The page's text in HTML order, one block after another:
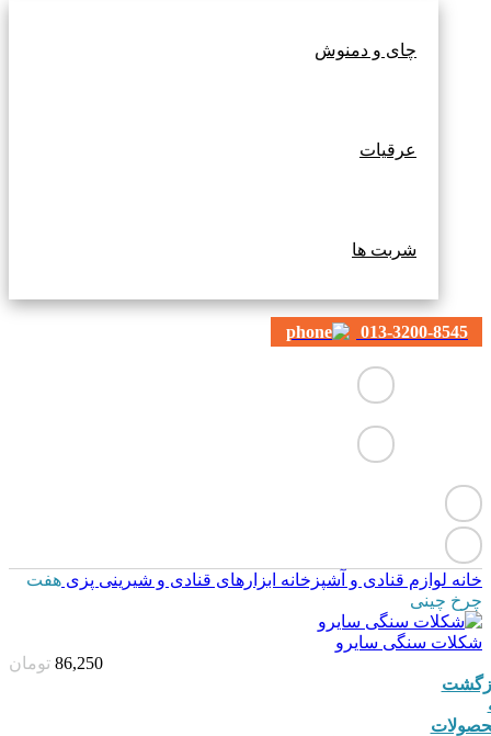
چای و دمنوش
عرقیات
شربت ها
013-3200-8545
خانه لوازم قنادی و آشپزخانه ابزارهای قنادی و شیرینی پزی هفت
چرخ چینی
شکلات سنگی سایرو
86,250 تومان